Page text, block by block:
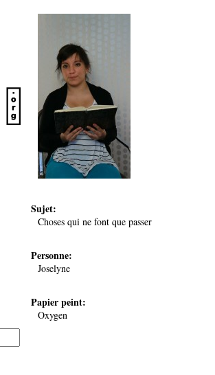
Sujet:
Choses qui ne font que passer
Personne:
Joselyne
Papier peint:
Oxygen